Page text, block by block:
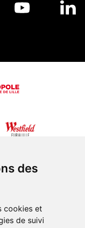
des
cookies et
de suivi